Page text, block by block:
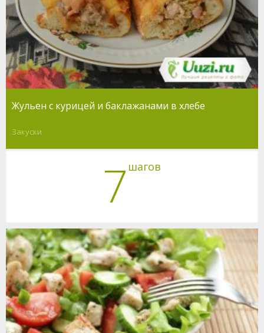
Жульен с курицей и баклажанами в хлебе
Закуски
7 шагов